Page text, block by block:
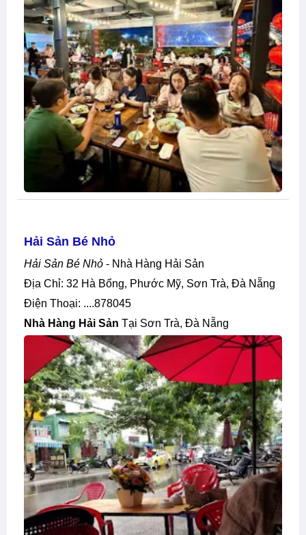
Hải Sản Bé Nhỏ
Hải Sản Bé Nhỏ - Nhà Hàng Hải Sản
Địa Chỉ: 32 Hà Bổng, Phước Mỹ, Sơn Trà, Đà Nẵng
Điện Thoại: ....878045
Nhà Hàng Hải Sản Tại Sơn Trà, Đà Nẵng